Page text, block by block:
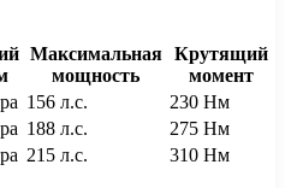
Максимальная
мощность
Крутящий
момент
156 л.с.
230 Нм
188 л.с.
275 Нм
215 л.с. 310 Нм